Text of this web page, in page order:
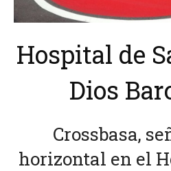
Hospital de
Dios
Crossbasa,
horizontal en el